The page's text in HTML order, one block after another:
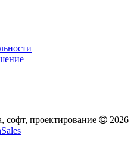
софт, проектирование
2026